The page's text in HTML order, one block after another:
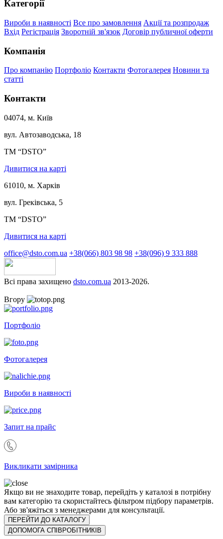
Категорії
Вироби в наявності Все про замовлення Акції та розпродаж
Вхід Регістрація Зворотній зв'язок Договір публичної оферти
Компанія
Про компанію Портфоліо Контакти Фотогалерея Новини та
статті
Контакти
04074, м. Київ
вул. Автозаводська, 18
ТМ “DSTO”
Дивитися на карті
61010, м. Харків
вул. Греківська, 5
ТМ “DSTO”
Дивитися на карті
office@dsto.com.ua +38(066) 803 98 98 +38(096) 9 333 888
Всі права захищено dsto.com.ua 2013-2026.
Вгору
Портфоліо
Фотогалерея
Вироби в наявності
Запит на прайс
Викликати замірника
Якщо ви не знаходите товар, перейдіть у каталозі в потрібну
вам категорію та скористайтесь фільтром підбору параметрів.
Або зв'яжіться з менеджерами для консультації.
ПЕРЕЙТИ ДО КАТАЛОГУ
ДОПОМОГА СПІВРОБІТНИКІВ